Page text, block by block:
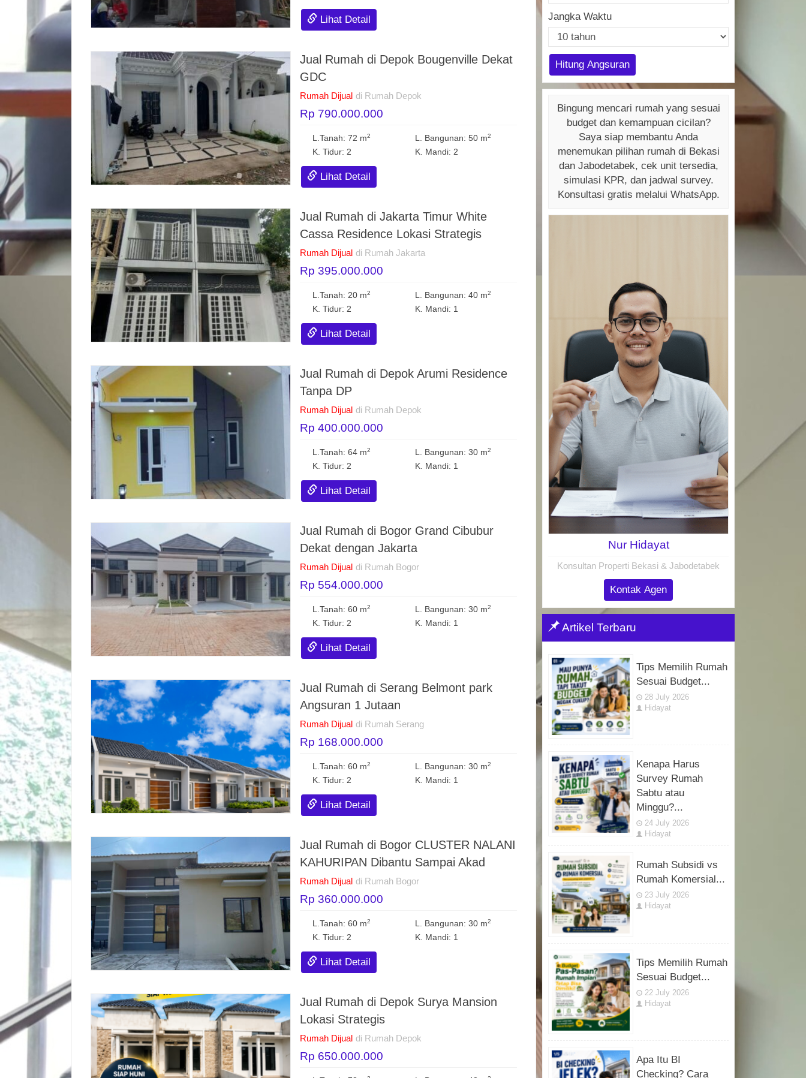
Lihat Detail
Jual Rumah di Depok Bougenville Dekat
GDC
Rumah Dijual di Rumah Depok
Rp 790.000.000
L.Tanah: 72 m2 L. Bangunan: 50 m2
K. Tidur: 2 K. Mandi: 2
Lihat Detail
Jual Rumah di Jakarta Timur White
Cassa Residence Lokasi Strategis
Rumah Dijual di Rumah Jakarta
Rp 395.000.000
L.Tanah: 20 m2 L. Bangunan: 40 m2
K. Tidur: 2 K. Mandi: 1
Lihat Detail
Jual Rumah di Depok Arumi Residence
Tanpa DP
Rumah Dijual di Rumah Depok
Rp 400.000.000
L.Tanah: 64 m2 L. Bangunan: 30 m2
K. Tidur: 2 K. Mandi: 1
Lihat Detail
Jual Rumah di Bogor Grand Cibubur
Dekat dengan Jakarta
Rumah Dijual di Rumah Bogor
Rp 554.000.000
L.Tanah: 60 m2 L. Bangunan: 30 m2
K. Tidur: 2 K. Mandi: 1
Lihat Detail
Jual Rumah di Serang Belmont park
Angsuran 1 Jutaan
Rumah Dijual di Rumah Serang
Rp 168.000.000
L.Tanah: 60 m2 L. Bangunan: 30 m2
K. Tidur: 2 K. Mandi: 1
Lihat Detail
Jual Rumah di Bogor CLUSTER NALANI
KAHURIPAN Dibantu Sampai Akad
Rumah Dijual di Rumah Bogor
Rp 360.000.000
L.Tanah: 60 m2 L. Bangunan: 30 m2
K. Tidur: 2 K. Mandi: 1
Lihat Detail
Jual Rumah di Depok Surya Mansion
Lokasi Strategis
Rumah Dijual di Rumah Depok
Rp 650.000.000
Jangka Waktu
Hitung Angsuran
Bingung mencari rumah yang sesuai
budget dan kemampuan cicilan?
Saya siap membantu Anda
menemukan pilihan rumah di Bekasi
dan Jabodetabek, cek unit tersedia,
simulasi KPR, dan jadwal survey.
Konsultasi gratis melalui WhatsApp.
Nur Hidayat
Konsultan Properti Bekasi & Jabodetabek
Kontak Agen
Artikel Terbaru
Tips Memilih Rumah
Sesuai Budget...
28 July 2026
Hidayat
Kenapa Harus
Survey Rumah
Sabtu atau
Minggu?...
24 July 2026
Hidayat
Rumah Subsidi vs
Rumah Komersial...
23 July 2026
Hidayat
Tips Memilih Rumah
Sesuai Budget...
22 July 2026
Hidayat
Apa Itu BI
Checking? Cara